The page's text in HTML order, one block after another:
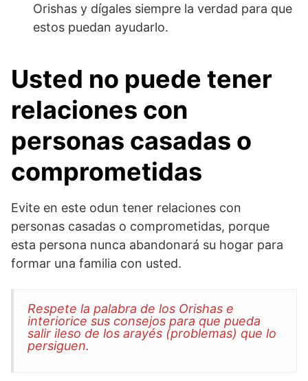
Orishas y dígales siempre la verdad para que
estos puedan ayudarlo.
Usted no puede tener
relaciones con
personas casadas o
comprometidas
Evite en este odun tener relaciones con
personas casadas o comprometidas, porque
esta persona nunca abandonará su hogar para
formar una familia con usted.
Respete la palabra de los Orishas e
interiorice sus consejos para que pueda
salir ileso de los arayés (problemas) que lo
persiguen.